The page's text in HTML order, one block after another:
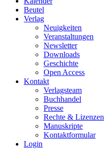
Beutel
Verlag
Neuigkeiten
Veranstaltungen
Newsletter
Downloads
Geschichte
Open Access
Kontakt
Verlagsteam
Buchhandel
Presse
Rechte & Lizenzen
Manuskripte
Kontaktformular
Login